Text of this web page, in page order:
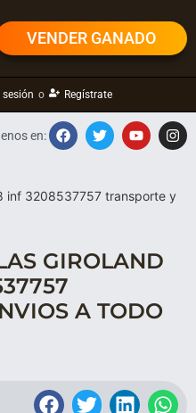
VENDER GANADO
sesión o Regístrate
inf 3208537757 transporte y
en:
GIROLAND
A TODO